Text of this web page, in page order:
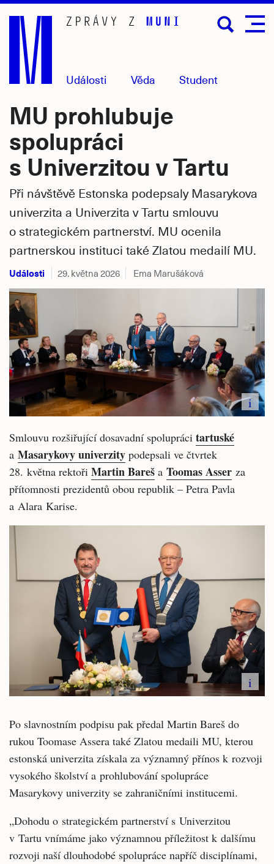
Přejít
hlavní
obsah
Události Věda Student
MU prohlubuje
spolupráci
s Univerzitou v Tartu
Při návštěvě Estonska podepsaly Masarykova
univerzita a Univerzita v Tartu smlouvu
o strategickém partnerství. MU ocenila
partnerskou instituci také Zlatou medailí MU.
Události 29. května 2026 Ema Marušáková
i
Smlouvu rozšiřující dosavadní spolupráci tartuské
a Masarykovy univerzity podepsali ve čtvrtek
28. května rektoři Martin Bareš a Toomas Asser za
přítomnosti prezidentů obou republik – Petra Pavla
a Alara Karise.
i
Po slavnostním podpisu pak předal Martin Bareš do
rukou Toomase Assera také Zlatou medaili MU, kterou
estonská univerzita získala za významný přínos k rozvoji
vysokého školství a prohlubování spolupráce
Masarykovy univerzity se zahraničními institucemi.
„Dohodu o strategickém partnerství s Univerzitou
v Tartu vnímáme jako významnou příležitost k dalšímu
rozvoji naší dlouhodobé spolupráce napříč disciplínami,